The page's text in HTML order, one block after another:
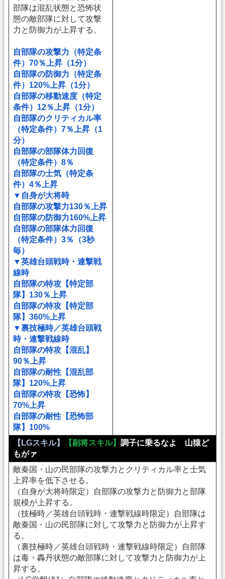
部隊は混乱状態と恐怖状
態の敵部隊に対して攻撃
力と防御力が上昇する。
自部隊の攻撃力（特定条
件）70％上昇（1分）
自部隊の防御力（特定条
件）120%上昇（1分）
自部隊の移動速度（特定
条件）12％上昇（1分）
自部隊のクリティカル率
（特定条件）7％上昇（1
分）
自部隊の部隊体力回復
（特定条件）8％
自部隊の士気（特定条
件）4％上昇
▼自身が大将時
自部隊の攻撃力130％上昇
自部隊の防御力160%上昇
自部隊の部隊体力回復
（特定条件）3％（3秒
毎）
▼英雄台頭戦時・連撃戦
線時
自部隊の特攻【特定部
隊】130％上昇
自部隊の特攻【特定部
隊】360%上昇
▼裏技極時／英雄台頭戦
時・連撃戦線時
自部隊の特攻【混乱】
90％上昇
自部隊の耐性【混乱部
隊】120%上昇
自部隊の特攻【恐怖】
70%上昇
自部隊の耐性【恐怖部
隊】100%
【LGスキル】
【副将スキル】 調子に乗るなよ 山猿ど
もがァ
敵秦国・山の民部隊の攻撃力とクリティカル率と士気
上昇率を低下させる。
（自身が大将時限定）自部隊の攻撃力と防御力と部隊
規模が上昇する。
（技極時／英雄台頭戦時・連撃戦線時限定）自部隊は
敵秦国・山の民部隊に対して攻撃力と防御力が上昇す
る。
（裏技極時／英雄台頭戦時・連撃戦線時限定）自部隊
は毒・轟丹状態の敵部隊に対して攻撃力と防御力が上
昇する。